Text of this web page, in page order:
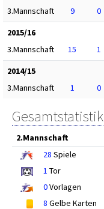
3.Mannschaft
9 0
2015/16
3.Mannschaft
15 1
2014/15
3.Mannschaft
1 0
Gesamtstatistik
2.Mannschaft
28 Spiele
1 Tor
0Vorlagen
8 Gelbe Karten